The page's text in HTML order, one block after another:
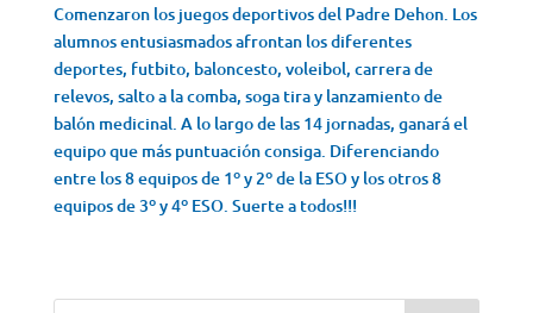
Comenzaron los juegos deportivos del Padre Dehon. Los
alumnos entusiasmados afrontan los diferentes
deportes, futbito, baloncesto, voleibol, carrera de
relevos, salto a la comba, soga tira y lanzamiento de
balón medicinal. A lo largo de las 14 jornadas, ganará el
equipo que más puntuación consiga. Diferenciando
entre los 8 equipos de 1º y 2º de la ESO y los otros 8
equipos de 3º y 4º ESO. Suerte a todos!!!